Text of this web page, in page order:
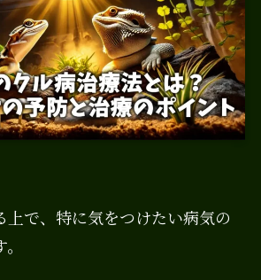
上で、特に気をつけたい病気の